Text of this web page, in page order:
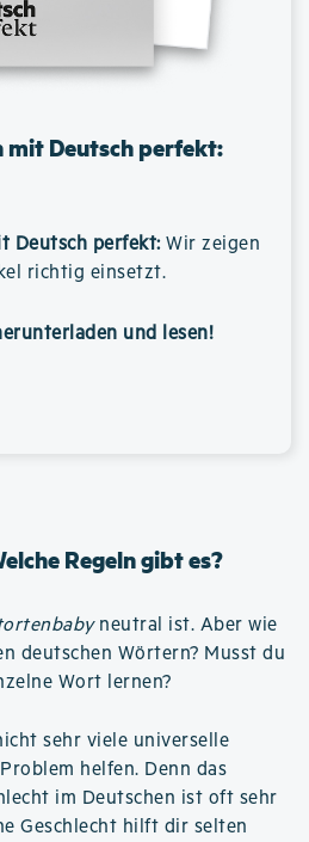
mit Deutsch perfekt:
Deutsch perfekt: Wir zeigen
richtig einsetzt.
und lesen!
Regeln gibt es?
neutral ist. Aber wie
deutschen Wörtern? Musst du
Wort lernen?
sehr viele universelle
helfen. Denn das
im Deutschen ist oft sehr
Geschlecht hilft dir selten